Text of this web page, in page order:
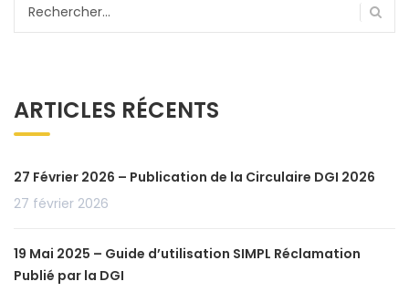
ARTICLES RÉCENTS
27 Février 2026 – Publication de la Circulaire DGI 2026
27 février 2026
19 Mai 2025 – Guide d’utilisation SIMPL Réclamation
Publié par la DGI